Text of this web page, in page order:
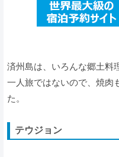
済州島は、いろんな郷土料
一人旅ではないので、焼肉
た。
テウジョン